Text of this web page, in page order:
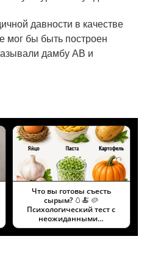
давности в качестве
мог бы быть построен
дамбу АВ и
Что вы готовы съесть
сырым? 🥚🍝 🥔
Психологический тест с
неожиданными…